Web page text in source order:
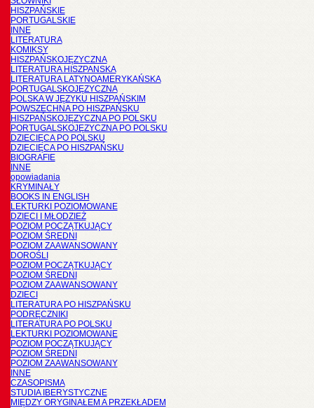
HISZPAŃSKIE
PORTUGALSKIE
INNE
LITERATURA
KOMIKSY
HISZPAŃSKOJĘZYCZNA
LITERATURA HISZPANSKA
LITERATURA LATYNOAMERYKAŃSKA
PORTUGALSKOJĘZYCZNA
POLSKA W JĘZYKU HISZPAŃSKIM
POWSZECHNA PO HISZPAŃSKU
HISZPAŃSKOJĘZYCZNA PO POLSKU
PORTUGALSKOJĘZYCZNA PO POLSKU
DZIECIĘCA PO POLSKU
DZIECIĘCA PO HISZPAŃSKU
BIOGRAFIE
INNE
opowiadania
KRYMINAŁY
BOOKS IN ENGLISH
LEKTURKI POZIOMOWANE
DZIECI I MŁODZIEŻ
POZIOM POCZĄTKUJĄCY
POZIOM ŚREDNI
POZIOM ZAAWANSOWANY
DOROŚLI
POZIOM POCZĄTKUJĄCY
POZIOM ŚREDNI
POZIOM ZAAWANSOWANY
DZIECI
LITERATURA PO HISZPAŃSKU
PODRĘCZNIKI
LITERATURA PO POLSKU
LEKTURKI POZIOMOWANE
POZIOM POCZĄTKUJĄCY
POZIOM ŚREDNI
POZIOM ZAAWANSOWANY
INNE
CZASOPISMA
STUDIA IBERYSTYCZNE
MIĘDZY ORYGINAŁEM A PRZEKŁADEM